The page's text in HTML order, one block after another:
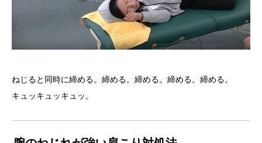
ねじると同時に締める。締める。締める。締める。締める。
キュッキュッキュッ。